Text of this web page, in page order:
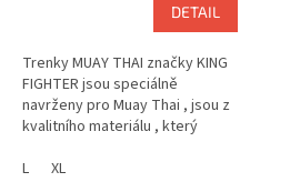
DETAIL
Trenky MUAY THAI značky KING
FIGHTER jsou speciálně
navrženy pro Muay Thai , jsou z
kvalitního materiálu , který
zajímavý design.
L XL